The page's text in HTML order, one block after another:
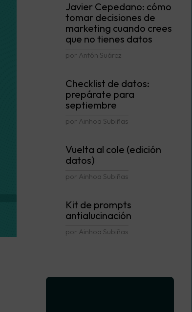
Javier Cepedano: cómo
tomar decisiones de
marketing cuando crees
que no tienes datos
por Antón Suárez
Checklist de datos:
prepárate para
septiembre
por Ainhoa Subiñas
Vuelta al cole (edición
datos)
por Ainhoa Subiñas
Kit de prompts
antialucinación
por Ainhoa Subiñas